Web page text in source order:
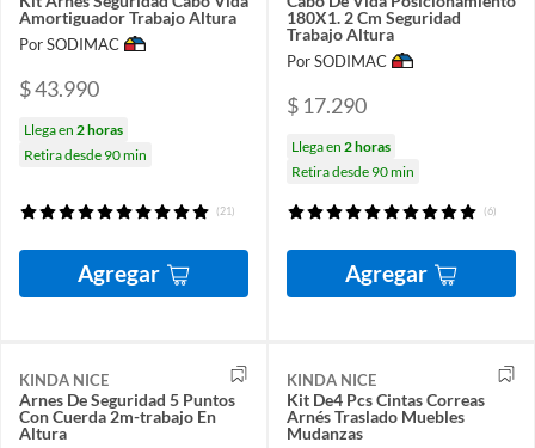
Amortiguador Trabajo Altura
Por SODIMAC
$ 43.990
Llega en 2 horas
Retira desde 90 min
(21)
Agregar
180X1. 2 Cm Seguridad
Trabajo Altura
Por SODIMAC
$ 17.290
Llega en 2 horas
Retira desde 90 min
(6)
Agregar
KINDA NICE
Arnes De Seguridad 5 Puntos
Con Cuerda 2m-trabajo En
Altura
KINDA NICE
Kit De4 Pcs Cintas Correas
Arnés Traslado Muebles
Mudanzas